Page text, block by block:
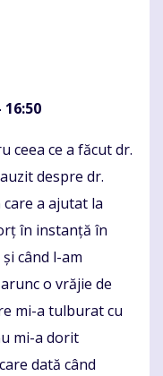
16:50
ceea ce a făcut dr.
despre dr.
a ajutat la
în instanță în
când l-am
o vrăjie de
mi-a tulburat cu
mi-a dorit
dată când